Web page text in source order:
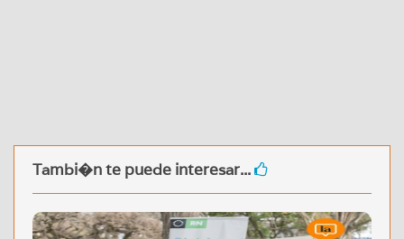
Tambi�n te puede interesar...